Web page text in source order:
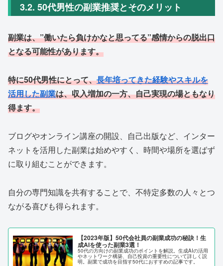
3.2. 50代男性の副業推奨とそのメリット
副業は、”働いたら負けかなと思ってる”感情からの脱出口
となる可能性があります。
特に50代男性にとって、長年培ってきた経験やスキルを
活用した副業は、収入増加の一方、自己実現の場ともなり
得ます。
ブログやオンライン講座の開設、自己出版など、インター
ネットを活用した副業は始めやすく、時間や場所を選ばず
に取り組むことができます。
自分の専門知識を共有することで、不特定多数の人々とつ
ながる喜びも得られます。
【2023年版】50代会社員の副業成功の秘訣！生
成AIを使った副業3選！
50代の方向けの副業成功のポイントを解説。生成AIの活用
やネットワーク構築、自己投資の重要性について詳しく説
明。副業で成功を目指す50代におすすめの記事です。